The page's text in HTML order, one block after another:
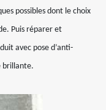
possibles dont le choix
Puis réparer et
avec pose d’anti-
brillante.